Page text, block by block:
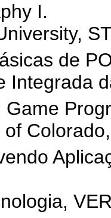
I.
de
Integrada
Game
of